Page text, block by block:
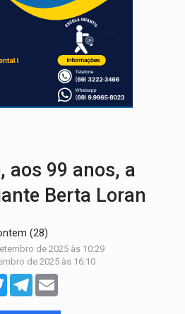
PEUGEOT:Incêndio destrói carro que era rebocado para oficina
é filmado furtando moto na frente do bar
PESQUISA:Iniciativa Amazônia+10 lança chamada para fortalecer
Brasil tem grandes reservas de urânio, mas produz pouco e
aos 99 anos, a
Berta Loran
(28)
de 2025 às 10:29
de 2025 às 16:10
TwitterTelegram